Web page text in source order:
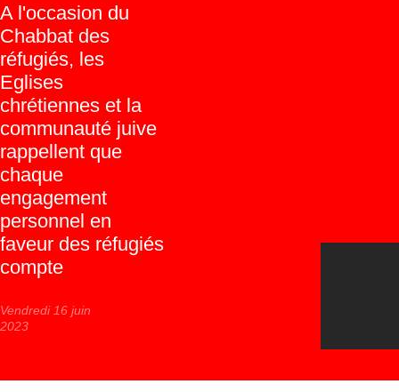
A l'occasion du
Chabbat des
réfugiés, les
Eglises
chrétiennes et la
communauté juive
rappellent que
chaque
engagement
personnel en
faveur des réfugiés
compte
Vendredi 16 juin
2023